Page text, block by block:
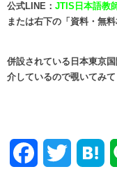
公式LINE： JTIS日本語教
または右下の「資料・無
併設されている日本東京
介しているので覗いてみ
FacebookTwitter